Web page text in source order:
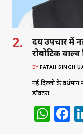
हृदय उपचार में
रोबोटिक
BY FATAH SINGH
नई दिल्ली के
डॉक्टरों…
W F